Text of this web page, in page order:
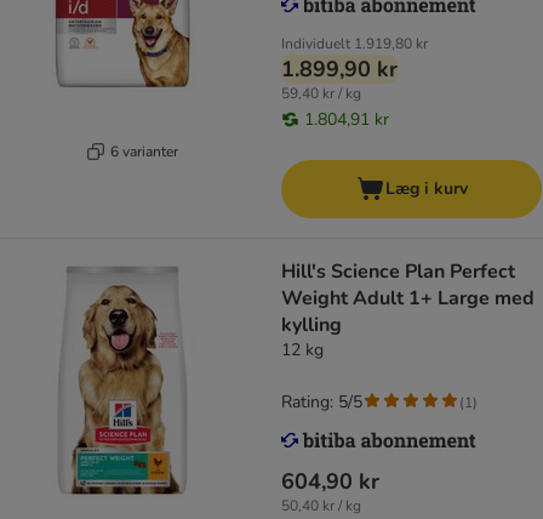
6 varianter
Individuelt 1.919,80 kr
1.899,90 kr
59,40 kr / kg
1.804,91 kr
Læg i kurv
Hill's Science Plan Perfect
Weight Adult 1+ Large med
kylling
12 kg
604,90 kr
50,40 kr / kg
Rating: 5/5 (1)